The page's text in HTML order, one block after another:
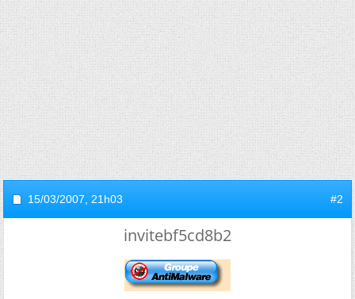
15/03/2007, 21h03 #2
invitebf5cd8b2